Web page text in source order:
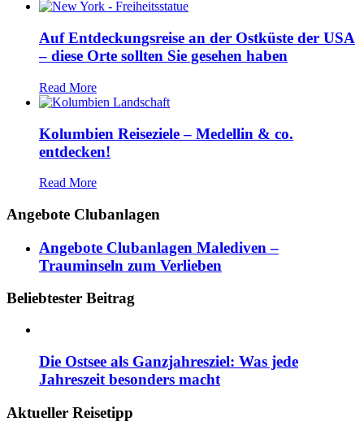
Auf Entdeckungsreise an der Ostküste der USA
– diese Orte sollten Sie gesehen haben
Read More
Kolumbien Reiseziele – Medellin & co.
entdecken!
Read More
Angebote Clubanlagen
Angebote Clubanlagen Malediven –
Trauminseln zum Verlieben
Beliebtester Beitrag
Die Ostsee als Ganzjahresziel: Was jede
Jahreszeit besonders macht
Aktueller Reisetipp